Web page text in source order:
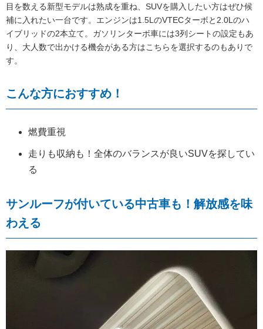
目を数える新型モデルは熟成を重ね、SUVを購入したい方はぜひ候
補に入れたい一台です。エンジンは1.5LのVTECターボと2.0Lのハ
イブリッドの2本立て。ガソリンターボ車には3列シートの設定もあ
り、大人数で出かける機会がある方はこちらを選択するのもありで
す。
こんな方におすすめ！
燃費重視
走りも収納も！全体のバランスが良いSUVを探してい
る
サンルーフが付いている中古車も！解放感を味
わえる